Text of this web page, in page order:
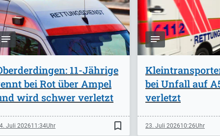
11-Jährige
bei Rot über Ampel
wird schwer verletzt
Juli 202611:34 bookmark_border
bei Unfall auf
verletzt
23. Juli 202610:26